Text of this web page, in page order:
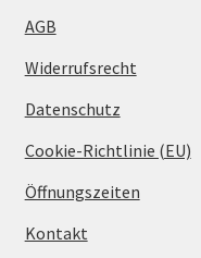
AGB
Widerrufsrecht
Datenschutz
Cookie-Richtlinie (EU)
Öffnungszeiten
Kontakt